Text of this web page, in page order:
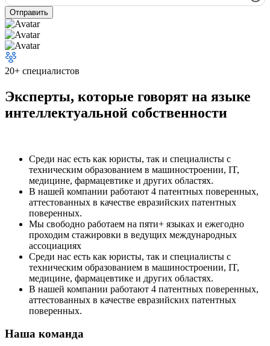
20+ специалистов
Эксперты, которые говорят на языке
интеллектуальной собственности
Среди нас есть как юристы, так и специалисты с
техническим образованием в машиностроении, IT,
медицине, фармацевтике и других областях.
В нашей компании работают 4 патентных поверенных,
аттестованных в качестве евразийских патентных
поверенных.
Мы свободно работаем на пяти+ языках и ежегодно
проходим стажировки в ведущих международных
ассоциациях
Среди нас есть как юристы, так и специалисты с
техническим образованием в машиностроении, IT,
медицине, фармацевтике и других областях.
В нашей компании работают 4 патентных поверенных,
аттестованных в качестве евразийских патентных
поверенных.
Наша команда